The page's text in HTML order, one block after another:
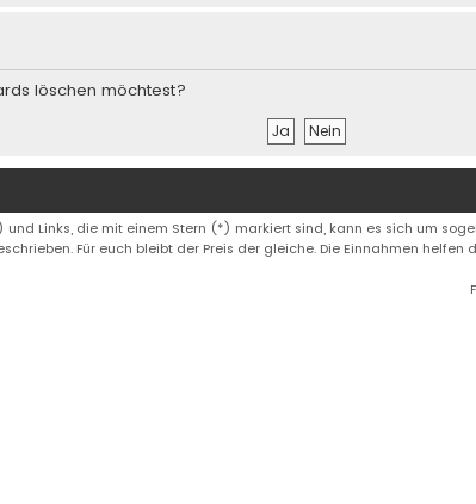
löschen möchtest?
und Links, die mit einem Stern (*) markiert sind, kann es sich um
Für euch bleibt der Preis der gleiche. Die Einnahmen